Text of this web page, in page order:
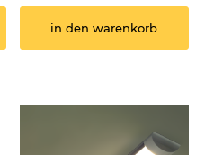
in den warenkorb